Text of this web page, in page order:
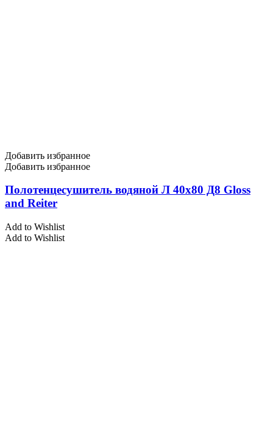
Добавить избранное
Добавить избранное
Полотенцесушитель водяной Л 40х80 Д8 Gloss
and Reiter
Add to Wishlist
Add to Wishlist